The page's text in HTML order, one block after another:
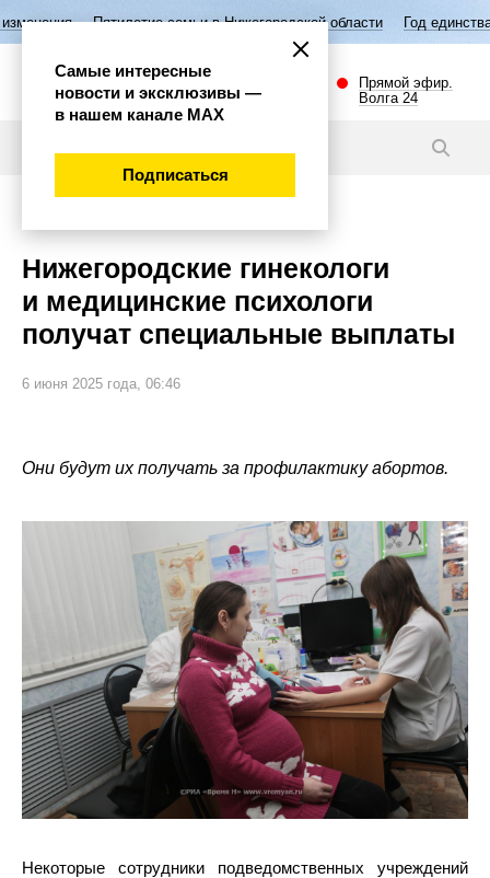
семьи в Нижегородской области Год единства народов России
Прямой эфир.
Волга 24
Нижегородские гинекологи
и медицинские психологи
получат специальные выплаты
6 июня 2025 года, 06:46
Они будут их получать за профилактику абортов.
Некоторые сотрудники подведомственных учреждений
Самые интересные
новости и эксклюзивы —
в нашем канале МАХ
Подписаться